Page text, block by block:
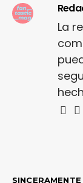
La
SINCERAMENTE